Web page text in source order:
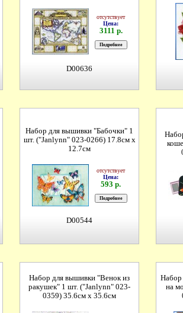
отсутствует
Цена:
3111 р.
D00636
Набор для вышивки "Бабочки" 1
шт. ("Janlynn" 023-0266) 17.8см х
12.7см
отсутствует
Цена:
593 р.
D00544
Набор для вышивки "Венок из
ракушек" 1 шт. ("Janlynn" 023-
0359) 35.6см х 35.6см
Набор
на